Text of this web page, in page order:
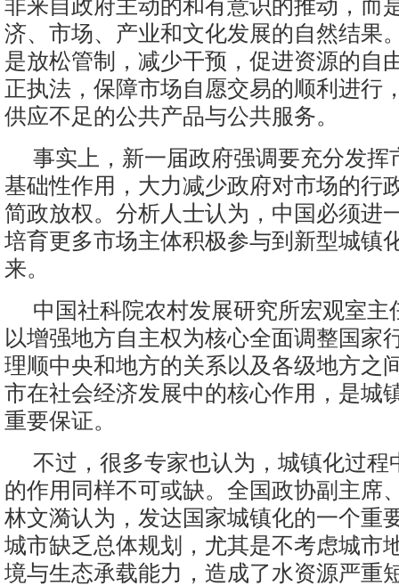
非来自政府主动的和有意识的推动，而
济、市场、产业和文化发展的自然结果
是放松管制，减少干预，促进资源的自
正执法，保障市场自愿交易的顺利进行
供应不足的公共产品与公共服务。
事实上，新一届政府强调要充分发挥
基础性作用，大力减少政府对市场的行
简政放权。分析人士认为，中国必须进
培育更多市场主体积极参与到新型城镇
来。
中国社科院农村发展研究所宏观室主
以增强地方自主权为核心全面调整国家
理顺中央和地方的关系以及各级地方之
市在社会经济发展中的核心作用，是城
重要保证。
不过，很多专家也认为，城镇化过程
的作用同样不可或缺。全国政协副主席
林文漪认为，发达国家城镇化的一个重
城市缺乏总体规划，尤其是不考虑城市
境与生态承载能力，造成了水资源严重